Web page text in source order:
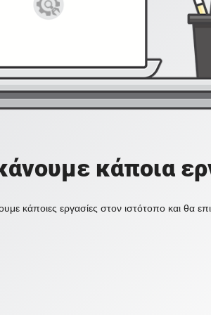
κάποια
κάποιες εργασίες στον ιστότοπο και θα